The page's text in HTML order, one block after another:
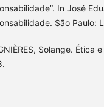
In José
São Paulo:
Solange. Ética